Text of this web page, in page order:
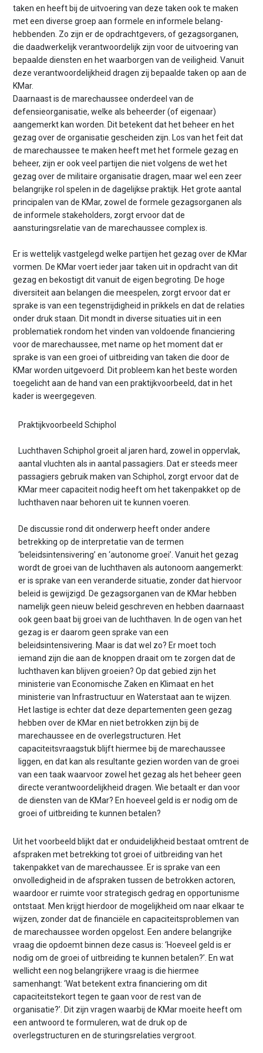
taken en heeft bij de uitvoering van deze taken ook te maken
met een diverse groep aan formele en informele belang­
hebbenden. Zo zijn er de opdrachtgevers, of gezagsorganen,
die daadwerkelijk verantwoordelijk zijn voor de uitvoering van
bepaalde diensten en het waarborgen van de veiligheid. Vanuit
deze verantwoordelijkheid dragen zij bepaalde taken op aan de
KMar.
Daarnaast is de marechaussee onderdeel van de
defensieorganisatie, welke als beheerder (of eigenaar)
aangemerkt kan worden. Dit betekent dat het beheer en het
gezag over de organisatie gescheiden zijn. Los van het feit dat
de marechaussee te maken heeft met het formele gezag en
beheer, zijn er ook veel partijen die niet volgens de wet het
gezag over de militaire organisatie dragen, maar wel een zeer
belangrijke rol spelen in de dagelijkse praktijk. Het grote aantal
principalen van de KMar, zowel de formele gezagsorganen als
de informele stakeholders, zorgt ervoor dat de
aansturingsrelatie van de marechaussee complex is.
Er is wettelijk vastgelegd welke partijen het gezag over de KMar
vormen. De KMar voert ieder jaar taken uit in opdracht van dit
gezag en bekostigt dit vanuit de eigen begroting. De hoge
diversiteit aan belangen die meespelen, zorgt ervoor dat er
sprake is van een tegenstrijdigheid in prikkels en dat de relaties
onder druk staan. Dit mondt in diverse situaties uit in een
problematiek rondom het vinden van voldoende financiering
voor de marechaussee, met name op het moment dat er
sprake is van een groei of uitbreiding van taken die door de
KMar worden uitgevoerd. Dit probleem kan het beste worden
toegelicht aan de hand van een praktijkvoorbeeld, dat in het
kader is weergegeven.
Praktijkvoorbeeld Schiphol
Luchthaven Schiphol groeit al jaren hard, zowel in oppervlak,
aantal vluchten als in aantal passagiers. Dat er steeds meer
passagiers gebruik maken van Schiphol, zorgt ervoor dat de
KMar meer capaciteit nodig heeft om het takenpakket op de
luchthaven naar behoren uit te kunnen voeren.
De discussie rond dit onderwerp heeft onder andere
betrekking op de interpretatie van de termen
‘beleidsintensivering’ en ‘autonome groei’. Vanuit het gezag
wordt de groei van de luchthaven als autonoom aangemerkt:
er is sprake van een veranderde situatie, zonder dat hiervoor
beleid is gewijzigd. De gezagsorganen van de KMar hebben
namelijk geen nieuw beleid geschreven en hebben daarnaast
ook geen baat bij groei van de luchthaven. In de ogen van het
gezag is er daarom geen sprake van een
beleidsintensivering. Maar is dat wel zo? Er moet toch
iemand zijn die aan de knoppen draait om te zorgen dat de
luchthaven kan blijven groeien? Op dat gebied zijn het
ministerie van Economische Zaken en Klimaat en het
ministerie van Infrastructuur en Waterstaat aan te wijzen.
Het lastige is echter dat deze departementen geen gezag
hebben over de KMar en niet betrokken zijn bij de
marechaussee en de overlegstructuren. Het
capaciteitsvraagstuk blijft hiermee bij de marechaussee
liggen, en dat kan als resultante gezien worden van de groei
van een taak waarvoor zowel het gezag als het beheer geen
directe verantwoordelijkheid dragen. Wie betaalt er dan voor
de diensten van de KMar? En hoeveel geld is er nodig om de
groei of uitbreiding te kunnen betalen?
Uit het voorbeeld blijkt dat er onduidelijkheid bestaat omtrent de
afspraken met betrekking tot groei of uitbreiding van het
takenpakket van de marechaussee. Er is sprake van een
onvolledigheid in de afspraken tussen de betrokken actoren,
waardoor er ruimte voor strategisch gedrag en opportunisme
ontstaat. Men krijgt hierdoor de mogelijkheid om naar elkaar te
wijzen, zonder dat de financiële en capaciteitsproblemen van
de marechaussee worden opgelost. Een andere belangrijke
vraag die opdoemt binnen deze casus is: ‘Hoeveel geld is er
nodig om de groei of uitbreiding te kunnen betalen?’. En wat
wellicht een nog belangrijkere vraag is die hiermee
samenhangt: ‘Wat betekent extra financiering om dit
capaciteitstekort tegen te gaan voor de rest van de
organisatie?’. Dit zijn vragen waarbij de KMar moeite heeft om
een antwoord te formuleren, wat de druk op de
overlegstructuren en de sturingsrelaties vergroot.